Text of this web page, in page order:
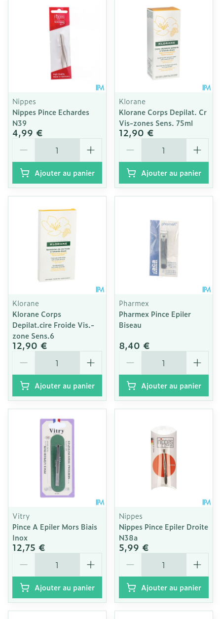
Nippes
Nippes Pince Echardes
N39
4,99 €
Ajouter au panier
Klorane
Klorane Corps Depilat. Cr
Vis-zones Sens. 75ml
12,90 €
Ajouter au panier
Klorane
Klorane Corps
Depilat.cire Froide Vis.-
zone Sens.6
12,90 €
Ajouter au panier
Pharmex
Pharmex Pince Epiler
Biseau
8,40 €
Ajouter au panier
Vitry
Pince A Epiler Mors Biais
Inox
12,75 €
Ajouter au panier
Nippes
Nippes Pince Epiler Droite
N38a
5,99 €
Ajouter au panier